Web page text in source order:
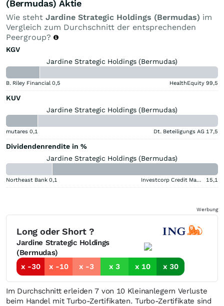
(Bermudas) Aktie
Wie steht Jardine Strategic Holdings (Bermudas) im
Vergleich zum Durchschnitt der entsprechenden
Peergroup?
KGV
Jardine Strategic Holdings (Bermudas)
B. Riley Financial 0,5 HealthEquity 99,5
KUV
Jardine Strategic Holdings (Bermudas)
mutares 0,1 Dt. Beteiligungs AG 17,5
Dividendenrendite in %
Jardine Strategic Holdings (Bermudas)
Northeast Bank 0,1 Investcorp Credit Management BDC 15,1
Werbung
Long oder Short ?
Jardine Strategic Holdings
(Bermudas)
x -30
x -10 x -3 x 3 x 10 x 30
Im Durchschnitt erleiden 7 von 10 Kleinanlegern Verluste
beim Handel mit Turbo-Zertifikaten. Turbo-Zertifikate sind